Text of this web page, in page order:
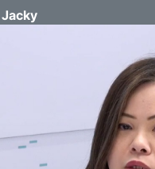
Jacky